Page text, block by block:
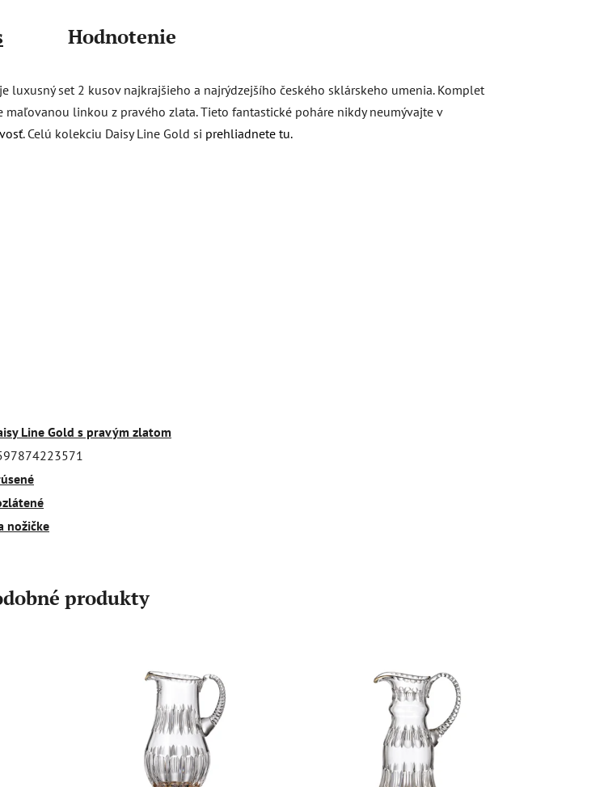
Hodnotenie
luxusný set 2 kusov najkrajšieho a najrýdzejšího českého sklárskeho umenia. Komplet
linkou z pravého zlata. Tieto fantastické poháre nikdy neumývajte v
. Celú kolekciu Daisy Line Gold si prehliadnete tu.
Line Gold s pravým zlatom
nožičke
produkty